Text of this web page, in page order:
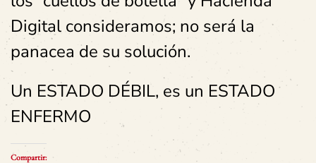
Digital consideramos; no será la
panacea de su solución.
Un ESTADO DÉBIL, es un ESTADO
ENFERMO
Compartir: